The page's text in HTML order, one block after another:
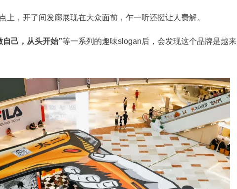
上，开了间发廊展现在大众面前，乍一听还挺让人费解。
自己，从头开始”等一系列的趣味slogan后，会发现这个品牌是越来